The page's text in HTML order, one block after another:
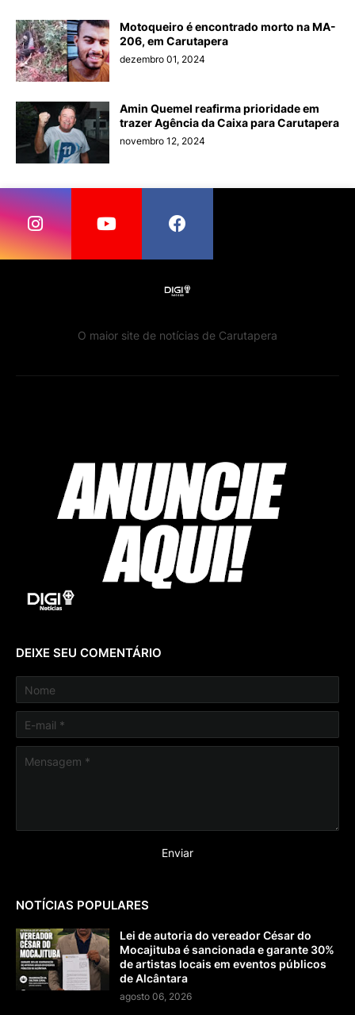
Motoqueiro é encontrado morto na MA-
206, em Carutapera
dezembro 01, 2024
Amin Quemel reafirma prioridade em
trazer Agência da Caixa para Carutapera
novembro 12, 2024
O maior site de notícias de Carutapera
DEIXE SEU COMENTÁRIO
NOTÍCIAS POPULARES
Lei de autoria do vereador César do
Mocajituba é sancionada e garante 30%
de artistas locais em eventos públicos
de Alcântara
agosto 06, 2026